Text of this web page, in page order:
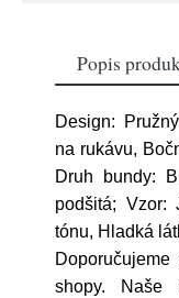
Popis
Design:
na rukávu,
Druh bundy:
podšitá; Vzor:
tónu, Hladká
shopy. Naše